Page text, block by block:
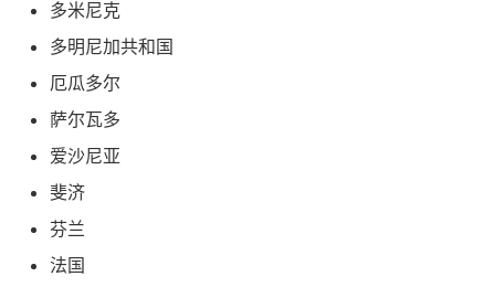
多米尼克
多明尼加共和国
厄瓜多尔
萨尔瓦多
爱沙尼亚
斐济
芬兰
法国